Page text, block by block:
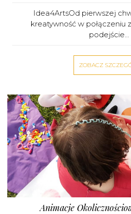
Idea4ArtsOd pierwszej
kreatywność w połączeniu
podejście...
ZOBACZ
Animacje